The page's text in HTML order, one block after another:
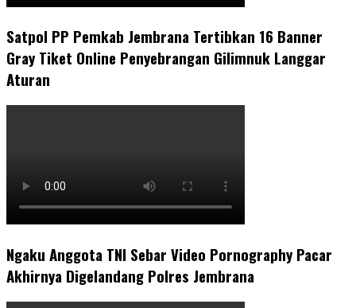
Satpol PP Pemkab Jembrana Tertibkan 16 Banner
Gray Tiket Online Penyebrangan Gilimnuk Langgar
Aturan
Ngaku Anggota TNI Sebar Video Pornography Pacar
Akhirnya Digelandang Polres Jembrana